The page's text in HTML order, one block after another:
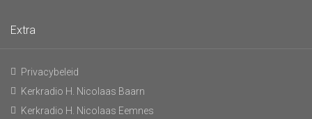
Extra
Privacybeleid
Kerkradio H. Nicolaas Baarn
Kerkradio H. Nicolaas Eemnes